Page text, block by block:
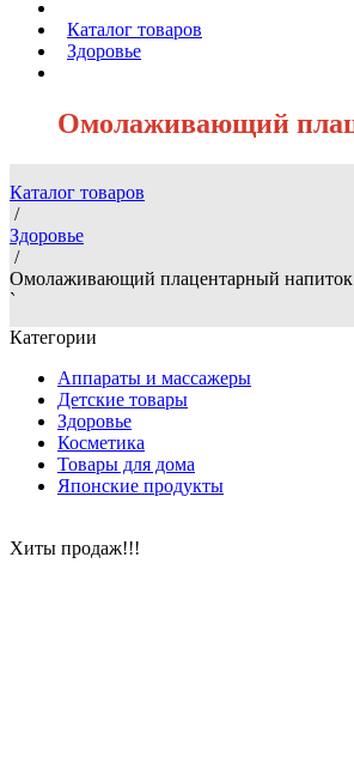
Каталог товаров
Здоровье
Омолаживающий
Каталог товаров
/
Здоровье
/
Омолаживающий плацентарный напиток
`
Категории
Аппараты и массажеры
Детские товары
Здоровье
Косметика
Товары для дома
Японские продукты
Хиты продаж!!!